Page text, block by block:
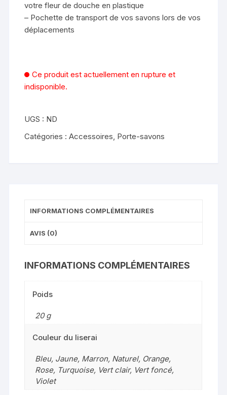
votre fleur de douche en plastique
– Pochette de transport de vos savons lors de vos
déplacements
Ce produit est actuellement en rupture et
indisponible.
UGS : ND
Catégories :Accessoires, Porte-savons
INFORMATIONS COMPLÉMENTAIRES
AVIS (0)
INFORMATIONS COMPLÉMENTAIRES
Poids
20 g
Couleur du liserai
Bleu, Jaune, Marron, Naturel, Orange,
Rose, Turquoise, Vert clair, Vert foncé,
Violet